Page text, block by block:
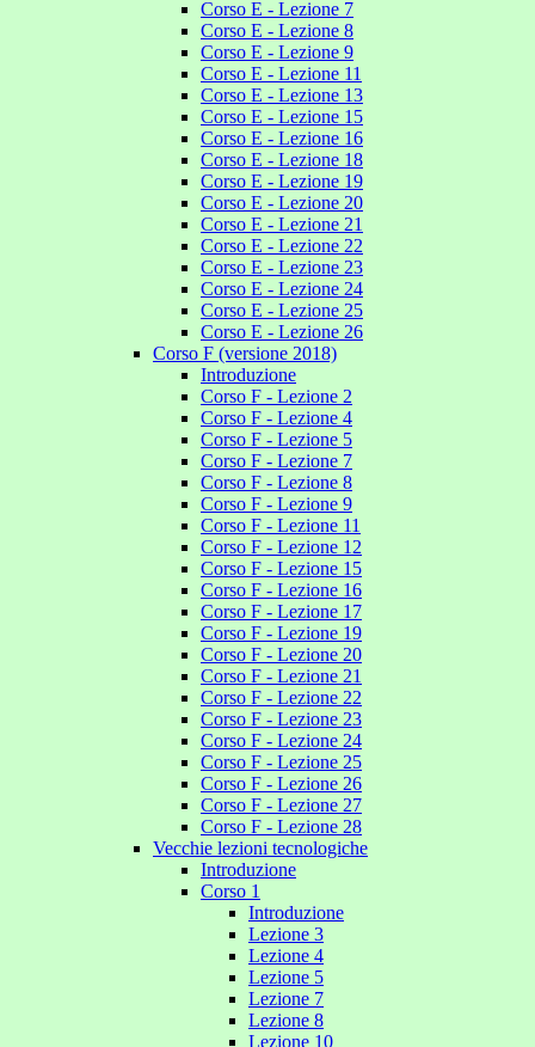
Corso E - Lezione 7
Corso E - Lezione 8
Corso E - Lezione 9
Corso E - Lezione 11
Corso E - Lezione 13
Corso E - Lezione 15
Corso E - Lezione 16
Corso E - Lezione 18
Corso E - Lezione 19
Corso E - Lezione 20
Corso E - Lezione 21
Corso E - Lezione 22
Corso E - Lezione 23
Corso E - Lezione 24
Corso E - Lezione 25
Corso E - Lezione 26
Corso F (versione 2018)
Introduzione
Corso F - Lezione 2
Corso F - Lezione 4
Corso F - Lezione 5
Corso F - Lezione 7
Corso F - Lezione 8
Corso F - Lezione 9
Corso F - Lezione 11
Corso F - Lezione 12
Corso F - Lezione 15
Corso F - Lezione 16
Corso F - Lezione 17
Corso F - Lezione 19
Corso F - Lezione 20
Corso F - Lezione 21
Corso F - Lezione 22
Corso F - Lezione 23
Corso F - Lezione 24
Corso F - Lezione 25
Corso F - Lezione 26
Corso F - Lezione 27
Corso F - Lezione 28
Vecchie lezioni tecnologiche
Introduzione
Corso 1
Introduzione
Lezione 3
Lezione 4
Lezione 5
Lezione 7
Lezione 8
Lezione 10